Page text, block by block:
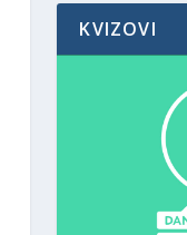
KVIZOVI